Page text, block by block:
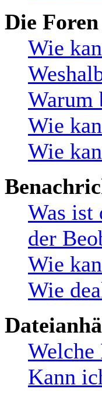
Die
Wie
Warum
Wie
Wie
Was ist
der
Wie
Wie
Welche
Kann